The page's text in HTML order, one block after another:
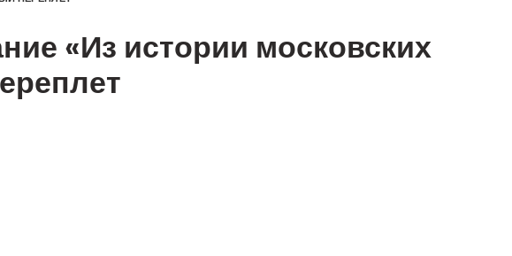
«Из истории московских